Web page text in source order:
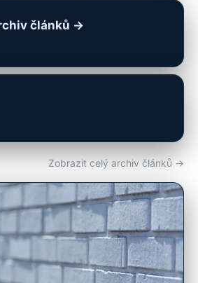
článků →
Zobrazit celý archiv článků →